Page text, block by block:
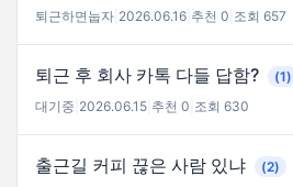
퇴근하면눕자 2026.06.16 추천 0 조회 657
퇴근 후 회사 카톡 다들 답함?
(1)
대기중 2026.06.15 추천 0 조회 630
출근길 커피 끊은 사람 있냐
(2)